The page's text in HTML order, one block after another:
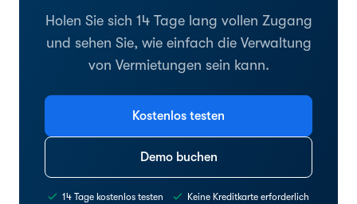
Holen Sie sich 14 Tage lang vollen Zugang
und sehen Sie, wie einfach die Verwaltung
von Vermietungen sein kann.
Kostenlos testen
Demo buchen
14 Tage kostenlos testen Keine Kreditkarte erforderlich